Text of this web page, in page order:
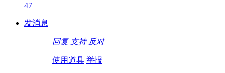
47
发消息
回复 支持 反对
使用道具 举报